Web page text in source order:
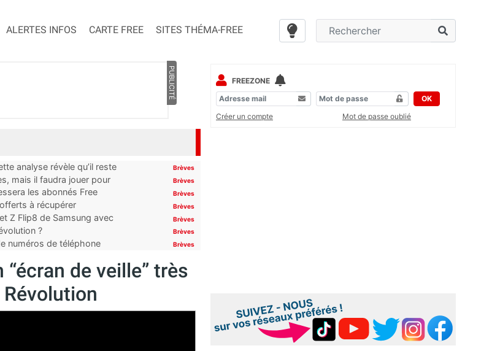
ALERTES INFOS CARTE FREE SITES THÉMA-FREE
PUBLICITÉ
analyse révèle qu’il reste
Brèves
mais il faudra jouer pour
Brèves
les abonnés Free
Brèves
à récupérer Brèves
Z Flip8 de Samsung avec
Brèves
? Brèves
numéros de téléphone
Brèves
de veille” très
FREEZONE
OK
Créer un compte
Mot de passe oublié